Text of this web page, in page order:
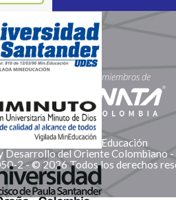
de Instituciones de Educación
Desarrollo del Oriente Colombiano -
2 - © 2026 Todos los derechos